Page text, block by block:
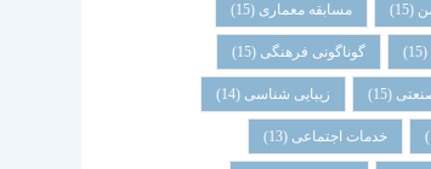
(15) مسابقه معماری (15)
(15) گوناگونی فرهنگی (15)
(15) زیبایی شناسی (14)
خدمات اجتماعی (13)